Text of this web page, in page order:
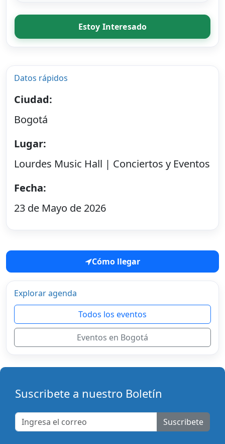
Estoy Interesado
Datos rápidos
Ciudad:
Bogotá
Lugar:
Lourdes Music Hall | Conciertos y Eventos
Fecha:
23 de Mayo de 2026
Cómo llegar
Explorar agenda
Todos los eventos
Eventos en Bogotá
Suscribete a nuestro Boletín
Suscribete